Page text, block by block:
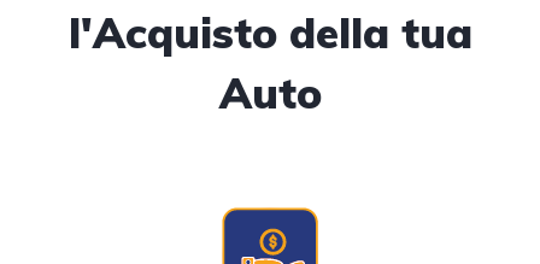
l'Acquisto della tua
Auto